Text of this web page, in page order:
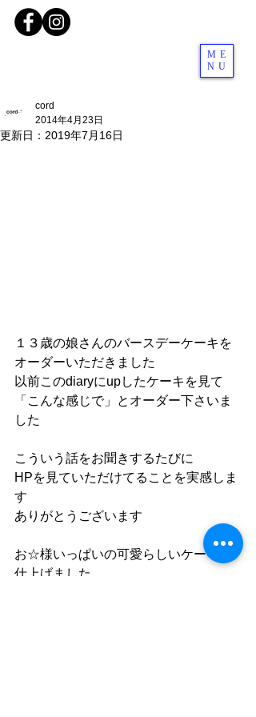
ME
NU
cord
2014年4月23日
更新日： 2019年7月16日
１３歳の娘さんのバースデーケーキを
オーダーいただきました
以前このdiaryにupしたケーキを見て
「こんな感じで」とオーダー下さいま
した
こういう話をお聞きするたびに
HPを見ていただけてることを実感しま
す
ありがとうございます
お☆様いっぱいの可愛らしいケーキに
仕上げました